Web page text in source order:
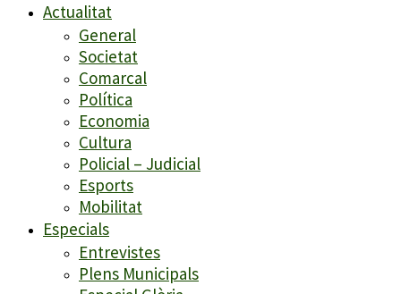
Actualitat
General
Societat
Comarcal
Política
Economia
Cultura
Policial – Judicial
Esports
Mobilitat
Especials
Entrevistes
Plens Municipals